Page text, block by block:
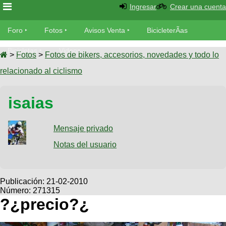
Foro
Foro
TÃ©cnica
Fotos
tu foto
Galeria
XC
Viajes
Descenso
Dirt
SUBÃ
tu
Buscar
Ultimos
Fotos
BicicleterÃ­
as
Bicicletas
Tandem
Videos
Cicloturismo
Ingresar Crear una cuenta
Foro Fotos Avisos Venta BicicleterÃ­as
Bicicletas Videos
> Fotos > Fotos de bikers, accesorios, novedades y todo lo
relacionado al ciclismo
isaias
Mensaje privado
Notas del usuario
Publicación: 21-02-2010
Número: 271315
?¿precio?¿